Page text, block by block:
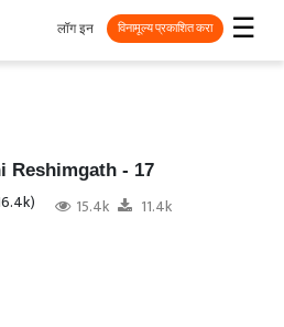
☰
लॉग इन विनामूल्य प्रकाशित करा
Reshimgath - 17
15.4k 11.4k